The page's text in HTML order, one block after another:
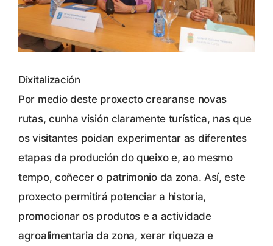
Dixitalización
Por medio deste proxecto crearanse novas
rutas, cunha visión claramente turística, nas que
os visitantes poidan experimentar as diferentes
etapas da produción do queixo e, ao mesmo
tempo, coñecer o patrimonio da zona. Así, este
proxecto permitirá potenciar a historia,
promocionar os produtos e a actividade
agroalimentaria da zona, xerar riqueza e